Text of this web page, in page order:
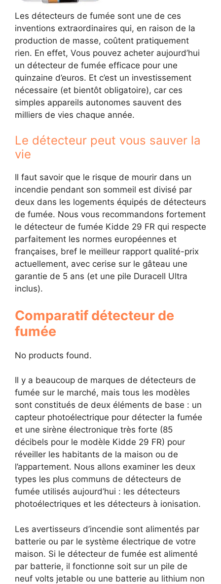
Les détecteurs de fumée sont une de ces
inventions extraordinaires qui, en raison de la
production de masse, coûtent pratiquement
rien. En effet, Vous pouvez acheter aujourd’hui
un détecteur de fumée efficace pour une
quinzaine d’euros. Et c’est un investissement
nécessaire (et bientôt obligatoire), car ces
simples appareils autonomes sauvent des
milliers de vies chaque année.
Le détecteur peut vous sauver la
vie
Il faut savoir que le risque de mourir dans un
incendie pendant son sommeil est divisé par
deux dans les logements équipés de détecteurs
de fumée. Nous vous recommandons fortement
le détecteur de fumée Kidde 29 FR qui respecte
parfaitement les normes européennes et
françaises, bref le meilleur rapport qualité-prix
actuellement, avec cerise sur le gâteau une
garantie de 5 ans (et une pile Duracell Ultra
inclus).
Comparatif détecteur de
fumée
No products found.
Il y a beaucoup de marques de détecteurs de
fumée sur le marché, mais tous les modèles
sont constitués de deux éléments de base : un
capteur photoélectrique pour détecter la fumée
et une sirène électronique très forte (85
décibels pour le modèle Kidde 29 FR) pour
réveiller les habitants de la maison ou de
l’appartement. Nous allons examiner les deux
types les plus communs de détecteurs de
fumée utilisés aujourd’hui : les détecteurs
photoélectriques et les détecteurs à ionisation.
Les avertisseurs d’incendie sont alimentés par
batterie ou par le système électrique de votre
maison. Si le détecteur de fumée est alimenté
par batterie, il fonctionne soit sur un pile de
neuf volts jetable ou une batterie au lithium non